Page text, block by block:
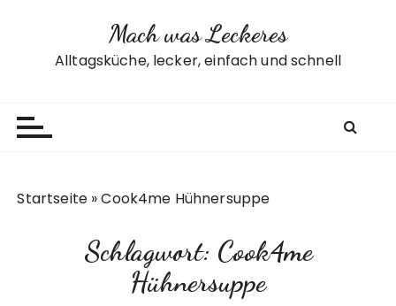
Mach was Leckeres
Alltagsküche, lecker, einfach und schnell
Startseite »Cook4me Hühnersuppe
Schlagwort: Cook4me
Hühnersuppe